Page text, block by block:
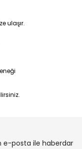
ulaşır.
e-posta ile haberdar